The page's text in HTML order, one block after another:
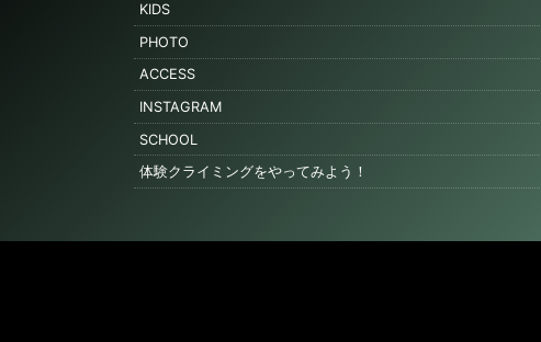
KIDS
PHOTO
ACCESS
INSTAGRAM
SCHOOL
体験クライミングをやってみよう！